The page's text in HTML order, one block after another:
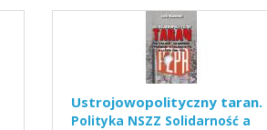
Ustrojowopolityczny taran.
Polityka NSZZ Solidarność a